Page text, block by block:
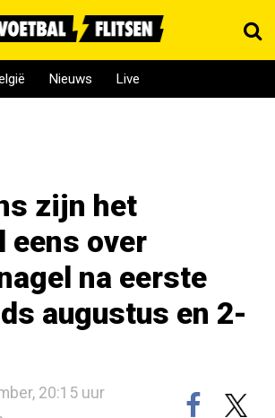
Nieuws Live
zijn het
eens over
na eerste
augustus en 2-
20:15 uur